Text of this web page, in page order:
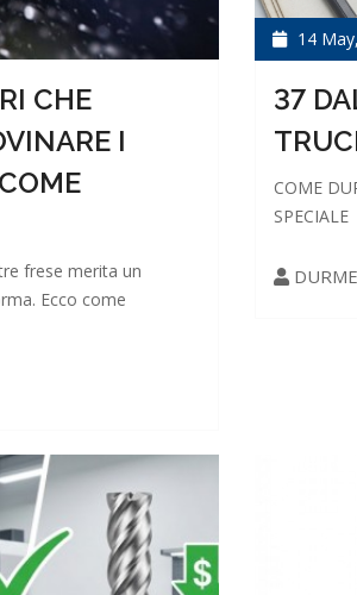
CHE
I
frese merita un
Ecco come
14
37
COME
SPECIALE
DURME